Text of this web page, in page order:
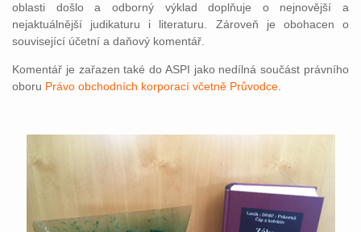
oblasti došlo a odborný výklad doplňuje o nejnovější a
nejaktuálnější judikaturu i literaturu. Zároveň je obohacen o
související účetní a daňový komentář.
Komentář je zařazen také do ASPI jako nedílná součást právního
oboru Právo obchodních korporací včetně Průvodce